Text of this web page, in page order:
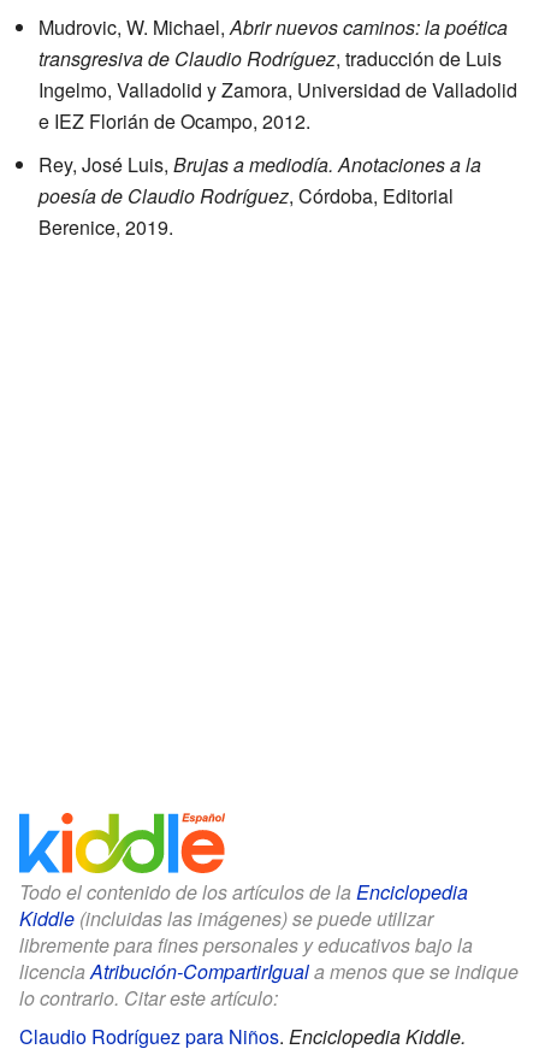
Mudrovic, W. Michael,Abrir nuevos caminos: la poética
transgresiva de Claudio Rodríguez, traducción de Luis
Ingelmo, Valladolid y Zamora, Universidad de Valladolid
e IEZ Florián de Ocampo, 2012.
Rey, José Luis, Brujas a mediodía. Anotaciones a la
poesía de Claudio Rodríguez, Córdoba, Editorial
Berenice, 2019.
Todo el contenido de los artículos de la Enciclopedia
Kiddle (incluidas las imágenes) se puede utilizar
libremente para fines personales y educativos bajo la
licenciaAtribución-CompartirIguala menos que se indique
lo contrario. Citar este artículo:
Claudio Rodríguez para Niños. Enciclopedia Kiddle.